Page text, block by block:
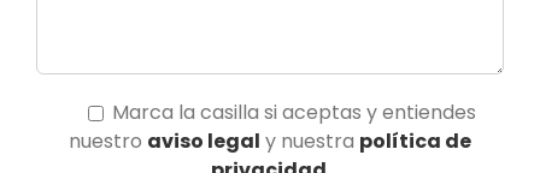
Marca la casilla si aceptas y entiendes
nuestro aviso legal y nuestra política de